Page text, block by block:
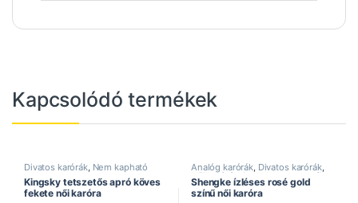
Kapcsolódó termékek
Divatos karórák, Nem kapható
Kingsky tetszetős apró köves
fekete női karóra
Analóg karórák, Divatos karórák,
Női karórák ,Rozsdamentes szíj
Shengke óra
Shengke ízléses rosé gold
színű női karóra